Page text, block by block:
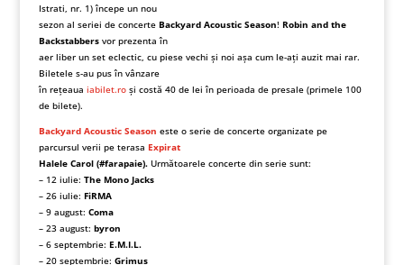
Istrati, nr. 1) începe un nou
sezon al seriei de concerte Backyard Acoustic Season! Robin and the
Backstabbersvor prezenta în
aer liber un set eclectic, cu piese vechi și noi așa cum le-ați auzit mai rar.
Biletele s-au pus în vânzare
în rețeaua iabilet.roși costă 40 de lei în perioada de presale (primele 100
de bilete).
Backyard Acoustic Season este o serie de concerte organizate pe
parcursul verii pe terasa Expirat
Halele Carol (#farapaie).Următoarele concerte din serie sunt:
– 12 iulie: The Mono Jacks
– 26 iulie: FiRMA
– 9 august: Coma
– 23 august: byron
– 6 septembrie: E.M.I.L.
– 20 septembrie: Grimus